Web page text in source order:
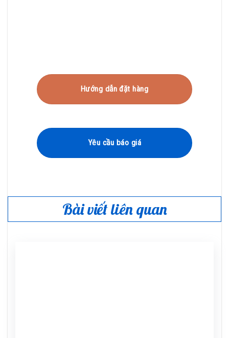
Hướng dẫn đặt hàng
Yêu cầu báo giá
Bài viết liên quan